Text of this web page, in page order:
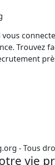
Trouvez
- Tous
vie